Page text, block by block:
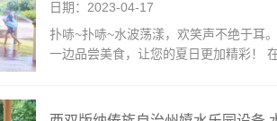
日期：2023-04-17
扑哧~扑哧~水波荡漾，欢笑声不绝于耳
一边品尝美食，让您的夏日更加精彩！